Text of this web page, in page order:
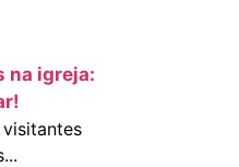
na igreja: